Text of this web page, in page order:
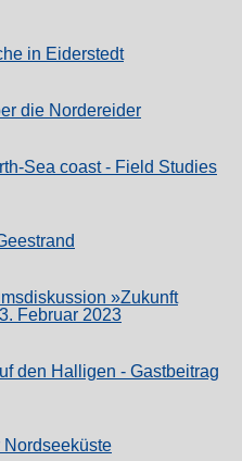
in Eiderstedt
die Nordereider
Sea coast - Field Studies
»Zukunft
Februar 2023
den Halligen - Gastbeitrag
Nordseeküste